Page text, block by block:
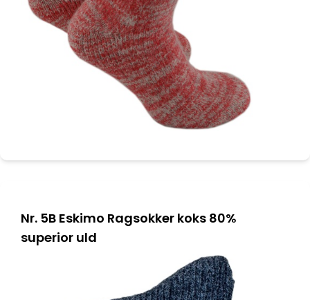
Nr. 5B Eskimo Ragsokker koks 80%
superior uld